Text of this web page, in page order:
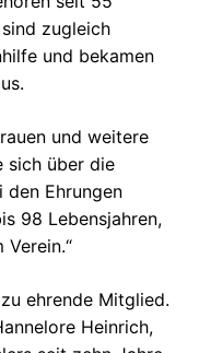
zugleich
und bekamen
und weitere
sich über die
den Ehrungen
98 Lebensjahren,
ehrende Mitglied.
Heinrich,